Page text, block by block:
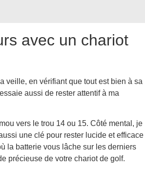
avec un chariot
veille, en vérifiant que tout est bien à sa
aussi de rester attentif à ma
vers le trou 14 ou 15. Côté mental, je
une clé pour rester lucide et efficace
la batterie vous lâche sur les derniers
précieuse de votre chariot de golf.